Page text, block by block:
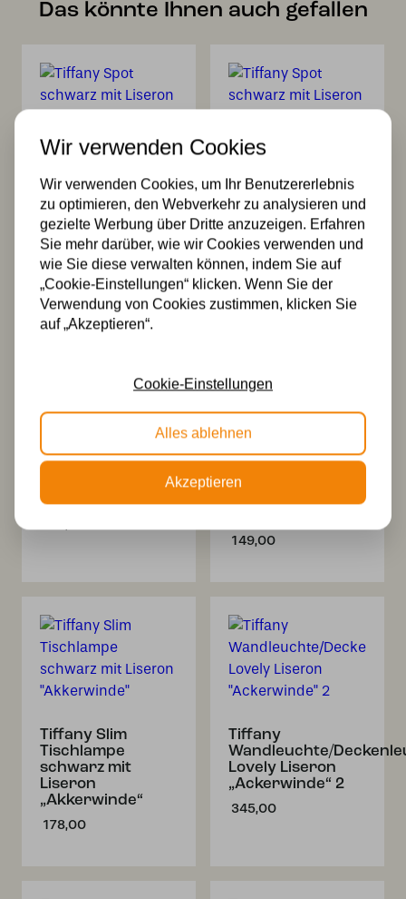
Wir verwenden Cookies
Wir verwenden Cookies, um Ihr Benutzererlebnis
zu optimieren, den Webverkehr zu analysieren und
gezielte Werbung über Dritte anzuzeigen. Erfahren
Sie mehr darüber, wie wir Cookies verwenden und
wie Sie diese verwalten können, indem Sie auf
„Cookie-Einstellungen“ klicken. Wenn Sie der
Verwendung von Cookies zustimmen, klicken Sie
auf „Akzeptieren“.
Cookie-Einstellungen
Alles ablehnen
Akzeptieren
Das könnte Ihnen auch gefallen
Tiffany Spot
schwarz mit
Liseron
„Ackerwinde“
151,00
Tiffany Spot
schwarz mit
Liseron
„Ackerwinde“
151,00
Tiffany Spot
bronze mit
„Ackerwinde“
Tiffany
schwarz mit
149,00
Tiffany Slim
Tischlampe
schwarz mit
Liseron
„Akkerwinde“
178,00
Tiffany
Wandleuchte/
Lovely Liseron
„Ackerwinde“ 2
345,00